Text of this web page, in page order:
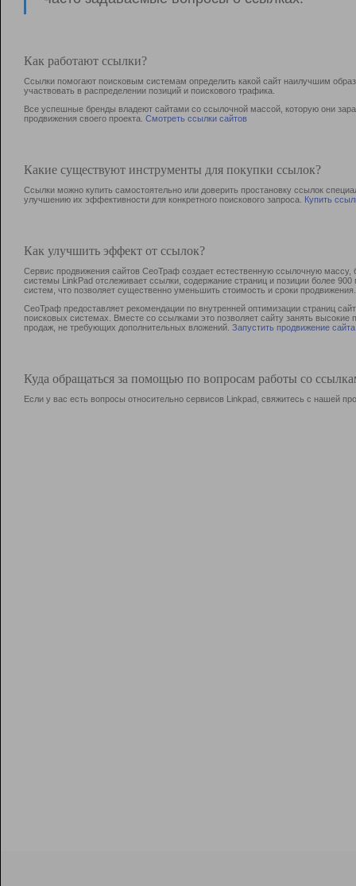
Как работают ссылки?
Ссылки помогают поисковым системам определить какой сайт наилучшим
участвовать в раcпределении позиций и поискового трафика.
Все успешные бренды владеют сайтами со ссылочной массой, которую они
продвижения своего проекта. Смотреть ссылки сайтов
Какие существуют инструменты для покупки ссылок?
Ссылки можно купить самостоятельно или доверить простановку ссылок
улучшению их эффективности для конкретного поискового запроса. Купить
Как улучшить эффект от ссылок?
Сервис продвижения сайтов СеоТраф создает естественную ссылочную
системы LinkPad отслеживает ссылки, содержание страниц и позиции более
систем, что позволяет существенно уменьшить стоимость и сроки продвижения.
СеоТраф предоставляет рекомендации по внутренней оптимизации страниц
поисковых системах. Вместе со ссылками это позволяет сайту занять
продаж, не требующих дополнительных вложений. Запустить продвижение сайта
Куда обращаться за помощью по вопросам работы со
Если у вас есть вопросы относительно сервисов Linkpad, свяжитесь с нашей